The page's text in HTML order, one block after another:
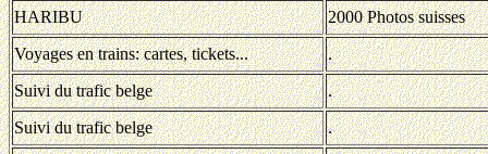
HARIBU
2000 Photos suisses
Voyages en trains: cartes, tickets...
.
Suivi du trafic belge
.
Suivi du trafic belge
.